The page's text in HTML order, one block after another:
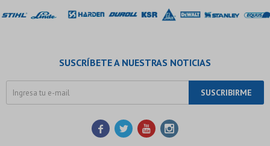
SUSCRÍBETE A NUESTRAS NOTICIAS
SUSCRIBIRME
   